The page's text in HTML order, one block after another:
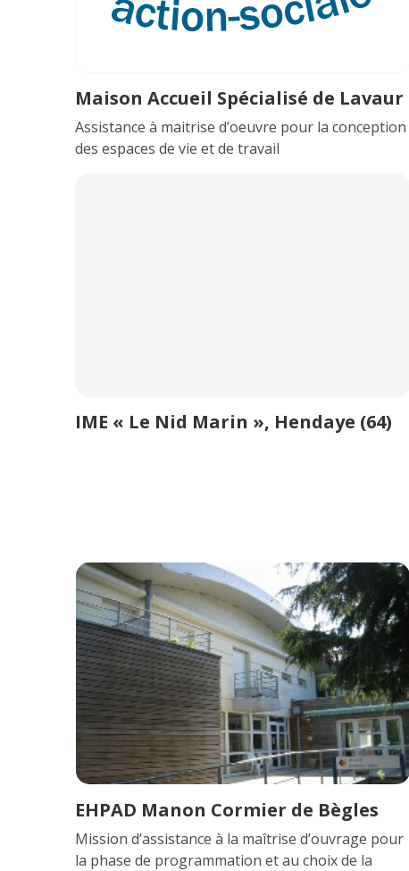
Maison Accueil Spécialisé de Lavaur
Assistance à maitrise d’oeuvre pour la conception
des espaces de vie et de travail
IME « Le Nid Marin », Hendaye (64)
EHPAD Manon Cormier de Bègles
Mission d’assistance à la maîtrise d’ouvrage pour
la phase de programmation et au choix de la